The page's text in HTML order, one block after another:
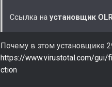
Ссылка на установщик
Почему в этом установщике
https://www.virustotal.com/
ction